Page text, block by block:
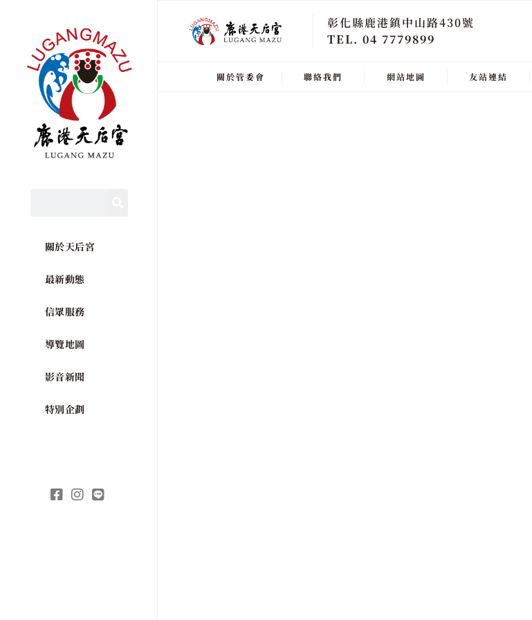
關於天后宮
最新動態
信眾服務
導覽地圖
影音新聞
特別企劃
彰化縣鹿港鎮中山路430號
TEL. 04 7779899
關於管委會 聯絡我們 網站地圖 友站連結